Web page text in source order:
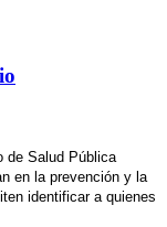
de Salud Pública
en la prevención y la
identificar a quienes